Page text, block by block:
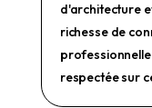
d'architecture
richesse de
respectée sur